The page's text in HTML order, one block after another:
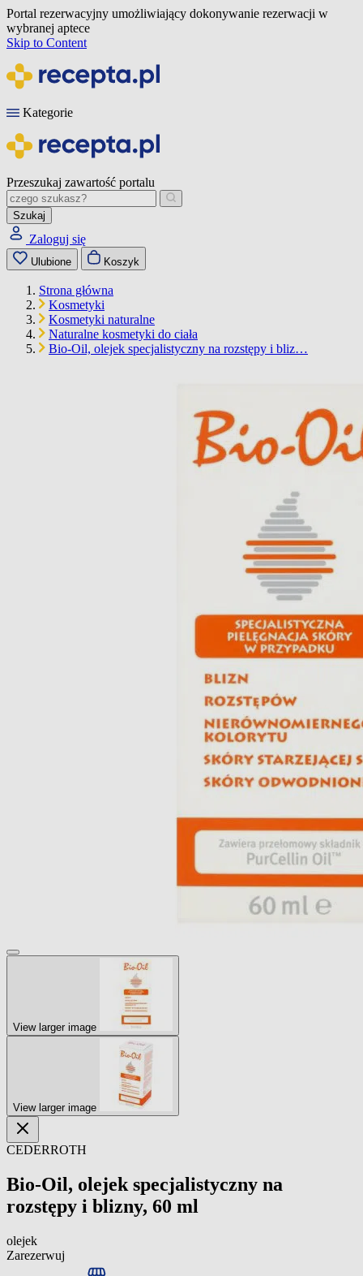
Portal rezerwacyjny umożliwiający dokonywanie rezerwacji w
wybranej aptece
Skip to Content
Kategorie
Przeszukaj zawartość portalu
Szukaj
Zaloguj się
Ulubione Koszyk
Strona główna
Kosmetyki
Kosmetyki naturalne
Naturalne kosmetyki do ciała
Bio-Oil, olejek specjalistyczny na rozstępy i bliz…
View larger image
View larger image
CEDERROTH
Bio-Oil, olejek specjalistyczny na
rozstępy i blizny, 60 ml
olejek
Zarezerwuj